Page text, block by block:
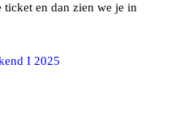
ticket en dan zien we je in
I 2025